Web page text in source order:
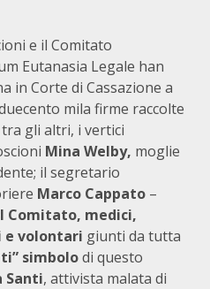
e il Comitato
Eutanasia Legale han
in Corte di Cassazione a
mila firme raccolte
gli altri, i vertici
Mina Welby, moglie
il segretario
Marco Cappato –
Comitato, medici,
volontari giunti da tutta
simbolodi questo
Santi, attivista malata di